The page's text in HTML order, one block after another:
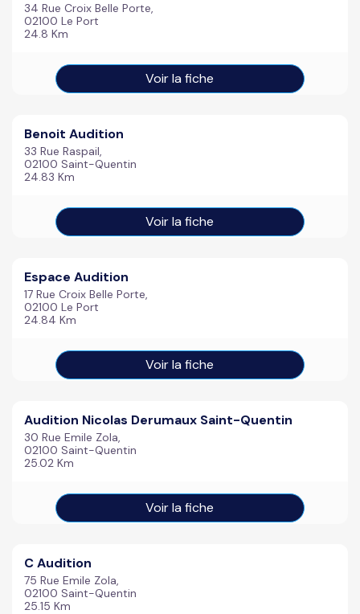
34 Rue Croix Belle Porte,
02100 Le Port
24.8 Km
Voir la fiche
Benoit Audition
33 Rue Raspail,
02100 Saint-Quentin
24.83 Km
Voir la fiche
Espace Audition
17 Rue Croix Belle Porte,
02100 Le Port
24.84 Km
Voir la fiche
Audition Nicolas Derumaux Saint-Quentin
30 Rue Emile Zola,
02100 Saint-Quentin
25.02 Km
Voir la fiche
C Audition
75 Rue Emile Zola,
02100 Saint-Quentin
25.15 Km